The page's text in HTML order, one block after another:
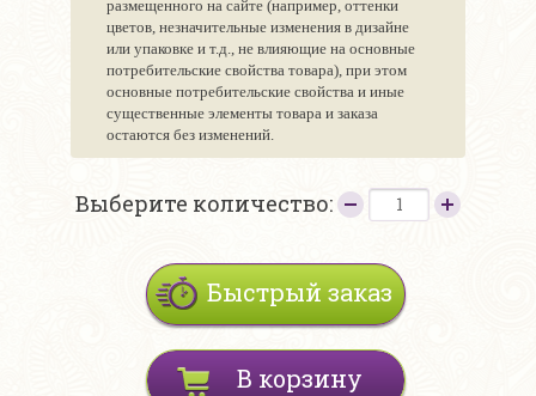
размещенного на сайте (например, оттенки
цветов, незначительные изменения в дизайне
или упаковке и т.д., не влияющие на основные
потребительские свойства товара), при этом
основные потребительские свойства и иные
существенные элементы товара и заказа
остаются без изменений.
Выберите количество:
Быстрый заказ
В корзину